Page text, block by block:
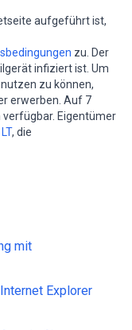
aufgeführt ist,
zu. Der
infiziert ist. Um
zu können,
erwerben. Auf 7
Eigentümer
, die
mit
Explorer